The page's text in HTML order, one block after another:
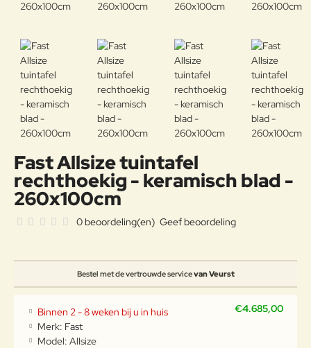
Fast Allsize tuintafel
rechthoekig - keramisch blad -
260x100cm
Bestel met de vertrouwde servicevan Veurst
0 beoordeling(en) Geef beoordeling
€4.685,00
Binnen 2 - 8 weken bij u in huis
Merk: Fast
Model: Allsize